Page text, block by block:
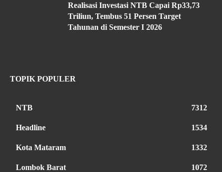
Realisasi Investasi NTB Capai Rp33,73
Triliun, Tembus 51 Persen Target
Tahunan di Semester I 2026
TOPIK POPULER
NTB 7312
Headline 1534
Kota Mataram 1332
Lombok Barat 1072